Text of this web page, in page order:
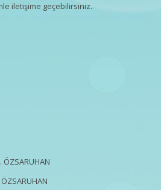
iletişime geçebilirsiniz.